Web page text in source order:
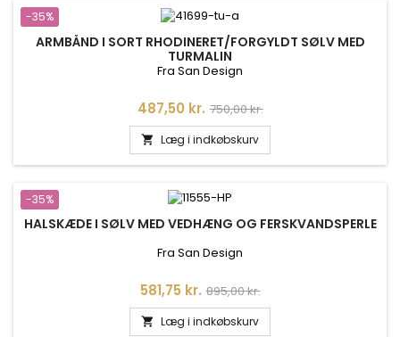
-35%
ARMBÅND I SORT RHODINERET/FORGYLDT SØLV MED
TURMALIN
Fra San Design
Pris
487,50 kr. Normalpris
750,00 kr.
 Læg i indkøbskurv
-35%
HALSKÆDE I SØLV MED VEDHÆNG OG FERSKVANDSPERLE
Fra San Design
Pris
581,75 kr. Normalpris
895,00 kr.
 Læg i indkøbskurv